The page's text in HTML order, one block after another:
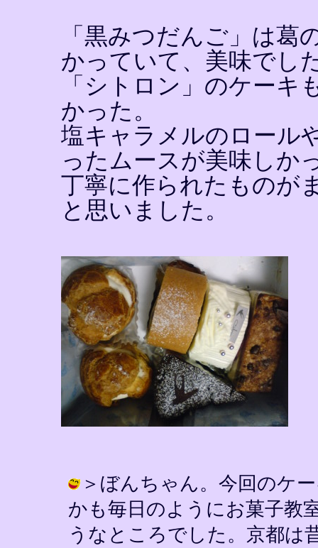
「黒みつだんご」は葛
かっていて、美味でし
「シトロン」のケーキ
かった。
塩キャラメルのロール
ったムースが美味しか
丁寧に作られたものが
と思いました。
＞ぼんちゃん。今回のケ
かも毎日のようにお菓子教
うなところでした。京都は